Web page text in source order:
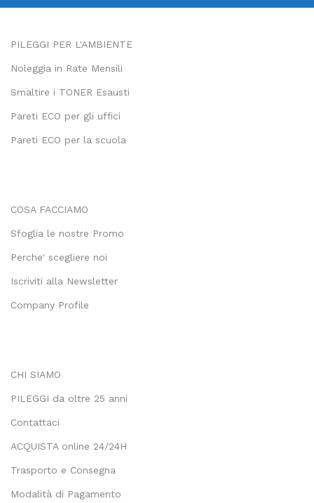
PILEGGI PER L'AMBIENTE
Noleggia in Rate Mensili
Smaltire i TONER Esausti
Pareti ECO per gli uffici
Pareti ECO per la scuola
COSA FACCIAMO
Sfoglia le nostre Promo
Perche' scegliere noi
Iscriviti alla Newsletter
Company Profile
CHI SIAMO
PILEGGI da oltre 25 anni
Contattaci
ACQUISTA online 24/24H
Trasporto e Consegna
Modalità di Pagamento